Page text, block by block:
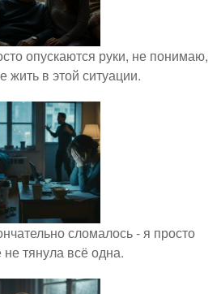
опускаются руки, не понимаю,
жить в этой ситуации.
сломалось - я просто
тянула всё одна.